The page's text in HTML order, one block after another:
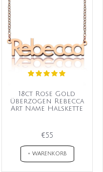
18ct Rose Gold
überzogen Rebecca
Art Name Halskette
€55
+ WARENKORB